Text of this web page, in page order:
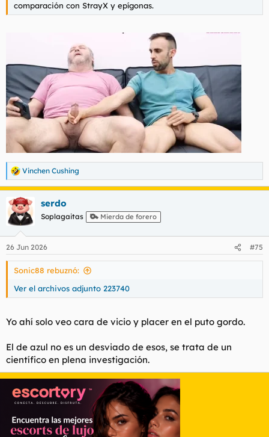
comparación con StrayX y epígonas.
R
e
a
c
c
i
e
s
Vinchen Cushing
serdo
Soplagaitas Mierda de forero
26 Jun 2026 #75
Sonic88 rebuznó:
Ver el archivos adjunto 223740
Yo ahí solo veo cara de vicio y placer en el puto gordo.
El de azul no es un desviado de esos, se trata de un
científico en plena investigación.